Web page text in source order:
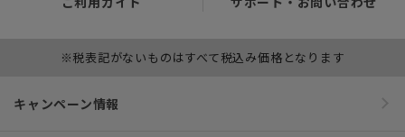
※税表記がないものはすべて税込み価格となります
キャンペーン情報